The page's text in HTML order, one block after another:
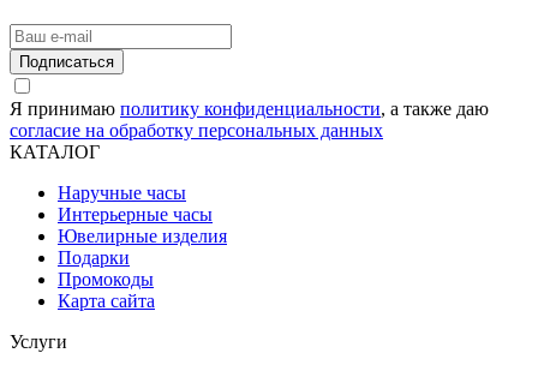
Подписаться
Я принимаю политику конфиденциальности, а также даю
согласие на обработку персональных данных
КАТАЛОГ
Наручные часы
Интерьерные часы
Ювелирные изделия
Подарки
Промокоды
Карта сайта
Услуги